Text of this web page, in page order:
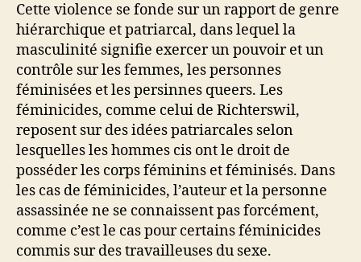
Cette violence se fonde sur un rapport de genre
hiérarchique et patriarcal, dans lequel la
masculinité signifie exercer un pouvoir et un
contrôle sur les femmes, les personnes
féminisées et les persinnes queers. Les
féminicides, comme celui de Richterswil,
reposent sur des idées patriarcales selon
lesquelles les hommes cis ont le droit de
posséder les corps féminins et féminisés. Dans
les cas de féminicides, l’auteur et la personne
assassinée ne se connaissent pas forcément,
comme c’est le cas pour certains féminicides
commis sur des travailleuses du sexe.